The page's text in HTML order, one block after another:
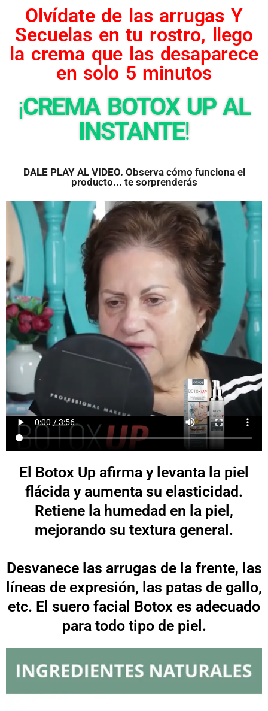
Olvídate de las arrugas Y
Secuelas en tu rostro, llego
la crema que las desaparece
en solo 5 minutos
¡CREMA BOTOX UP AL
INSTANTE!
DALE PLAY AL VIDEO. Observa cómo funciona el
producto... te sorprenderás
El Botox Up afirma y levanta la piel
flácida y aumenta su elasticidad.
Retiene la humedad en la piel,
mejorando su textura general.
Desvanece las arrugas de la frente, las
líneas de expresión, las patas de gallo,
etc. El suero facial Botox es adecuado
para todo tipo de piel.